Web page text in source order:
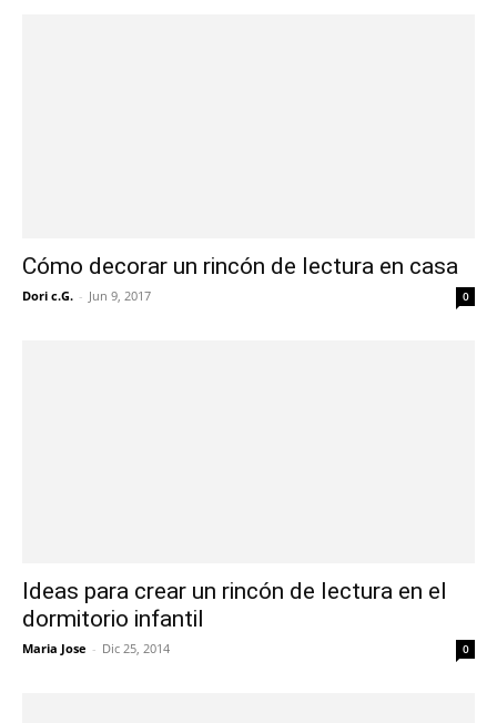
Cómo decorar un rincón de lectura en casa
Dori c.G. - Jun 9, 2017 0
Ideas para crear un rincón de lectura en el
dormitorio infantil
Maria Jose - Dic 25, 2014 0